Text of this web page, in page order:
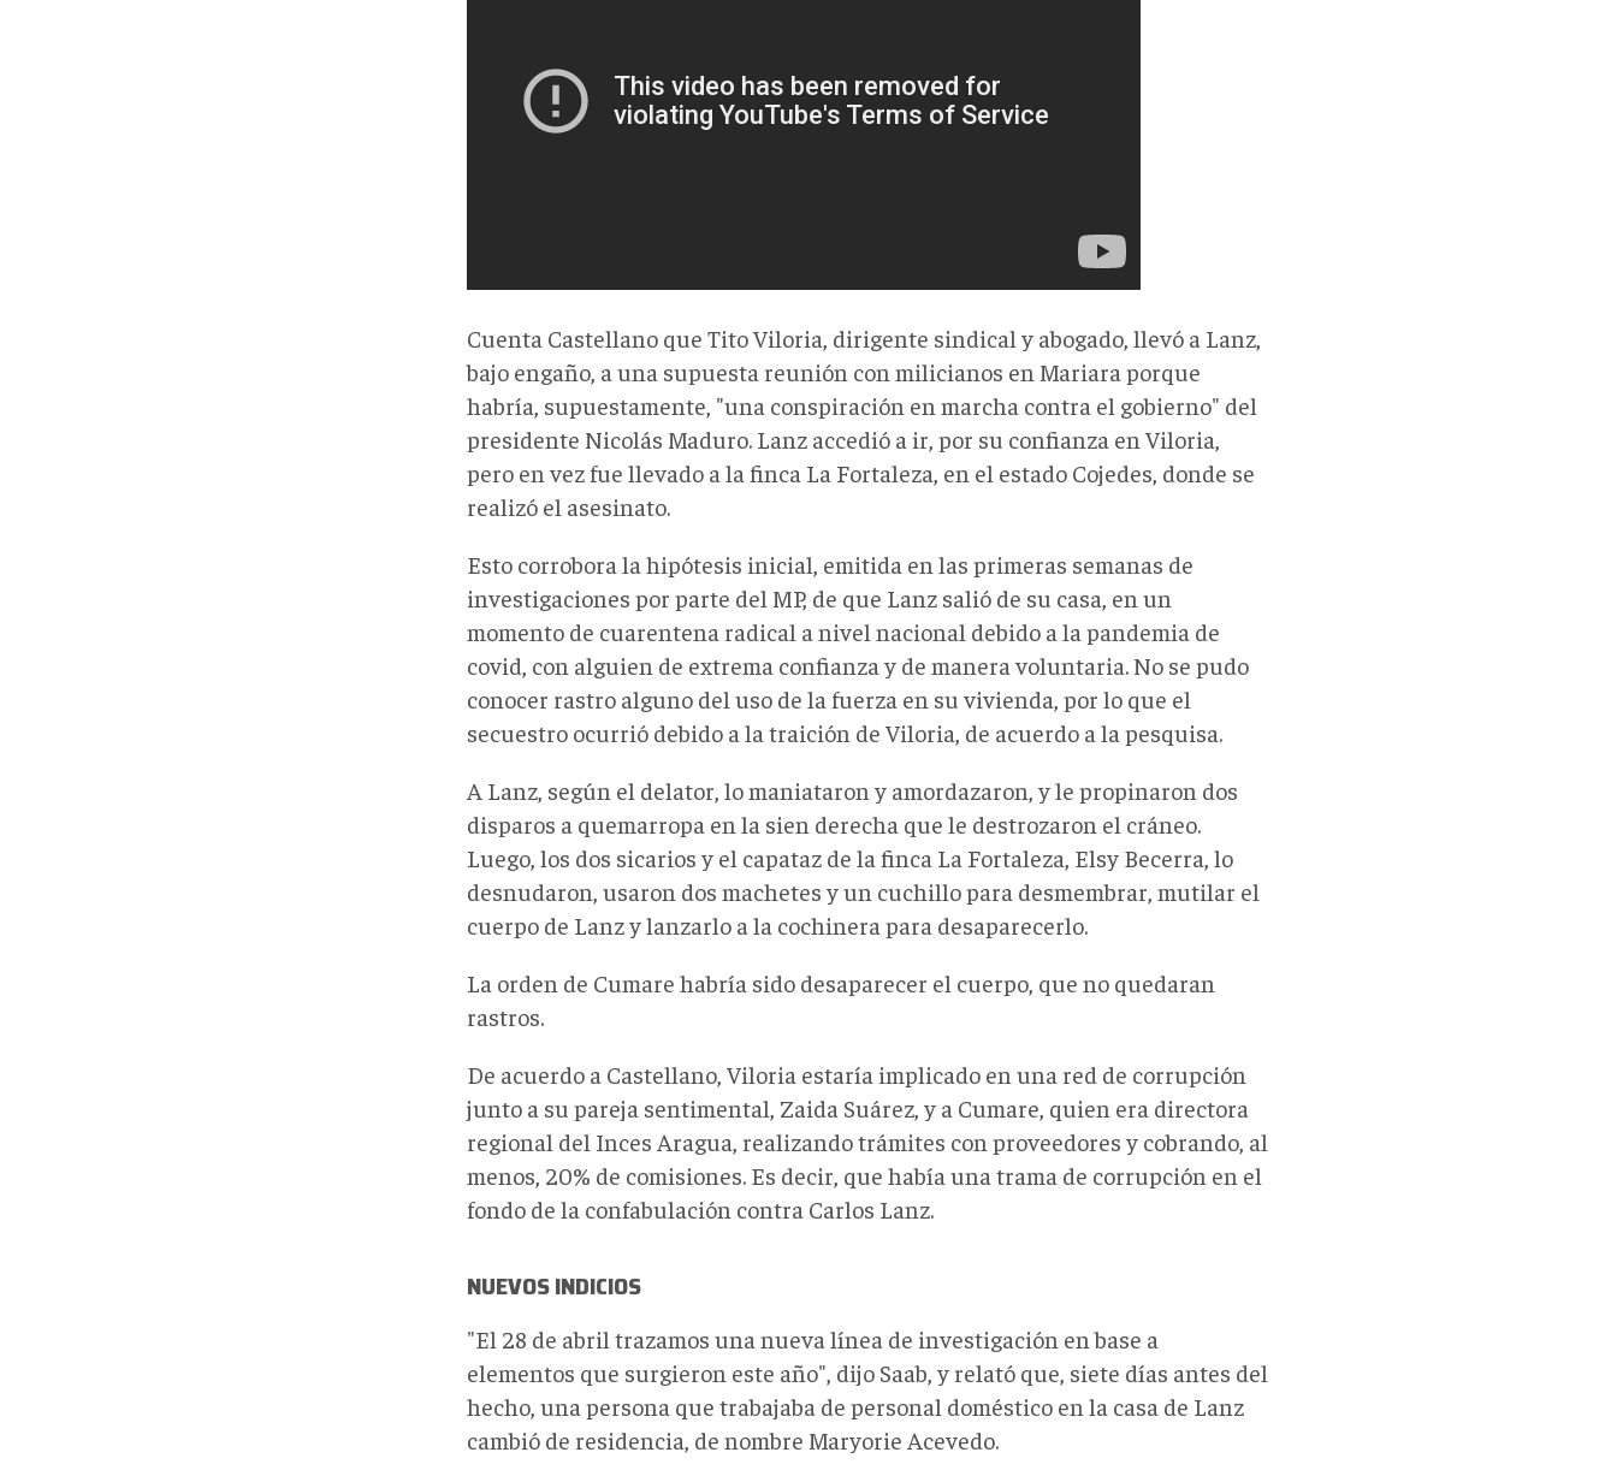
Cuenta Castellano que Tito Viloria, dirigente sindical y abogado, llevó a Lanz,
bajo engaño, a una supuesta reunión con milicianos en Mariara porque
habría, supuestamente, "una conspiración en marcha contra el gobierno" del
presidente Nicolás Maduro. Lanz accedió a ir, por su confianza en Viloria,
pero en vez fue llevado a la finca La Fortaleza, en el estado Cojedes, donde se
realizó el asesinato.
Esto corrobora la hipótesis inicial, emitida en las primeras semanas de
investigaciones por parte del MP, de que Lanz salió de su casa, en un
momento de cuarentena radical a nivel nacional debido a la pandemia de
covid, con alguien de extrema confianza y de manera voluntaria. No se pudo
conocer rastro alguno del uso de la fuerza en su vivienda, por lo que el
secuestro ocurrió debido a la traición de Viloria, de acuerdo a la pesquisa.
A Lanz, según el delator, lo maniataron y amordazaron, y le propinaron dos
disparos a quemarropa en la sien derecha que le destrozaron el cráneo.
Luego, los dos sicarios y el capataz de la finca La Fortaleza, Elsy Becerra, lo
desnudaron, usaron dos machetes y un cuchillo para desmembrar, mutilar el
cuerpo de Lanz y lanzarlo a la cochinera para desaparecerlo.
La orden de Cumare habría sido desaparecer el cuerpo, que no quedaran
rastros.
De acuerdo a Castellano, Viloria estaría implicado en una red de corrupción
junto a su pareja sentimental, Zaida Suárez, y a Cumare, quien era directora
regional del Inces Aragua, realizando trámites con proveedores y cobrando, al
menos, 20% de comisiones. Es decir, que había una trama de corrupción en el
fondo de la confabulación contra Carlos Lanz.
NUEVOS INDICIOS
"El 28 de abril trazamos una nueva línea de investigación en base a
elementos que surgieron este año", dijo Saab, y relató que, siete días antes del
hecho, una persona que trabajaba de personal doméstico en la casa de Lanz
cambió de residencia, de nombre Maryorie Acevedo.